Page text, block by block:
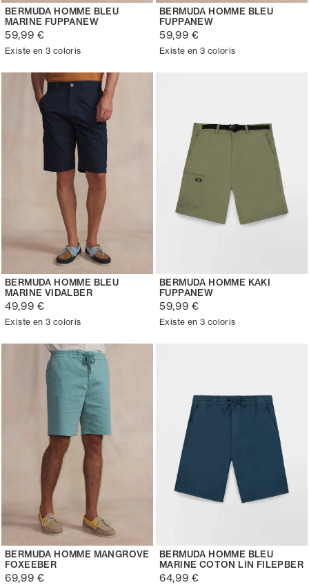
BERMUDA HOMME BLEU
MARINE FUPPANEW
59,99 €
Existe en 3 coloris
BERMUDA HOMME BLEU
FUPPANEW
59,99 €
Existe en 3 coloris
BERMUDA HOMME BLEU
MARINE VIDALBER
49,99 €
Existe en 3 coloris
BERMUDA HOMME KAKI
FUPPANEW
59,99 €
Existe en 3 coloris
BERMUDA HOMME MANGROVE
FOXEEBER
69,99 €
BERMUDA HOMME BLEU
MARINE COTON LIN FILEPBER
64,99 €